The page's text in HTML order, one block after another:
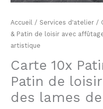
Accueil / Services d'atelier /
& Patin de loisir avec
artistique
Carte 10x
Patin de
des lames
avec
affûtage
des
de
patin
artistique